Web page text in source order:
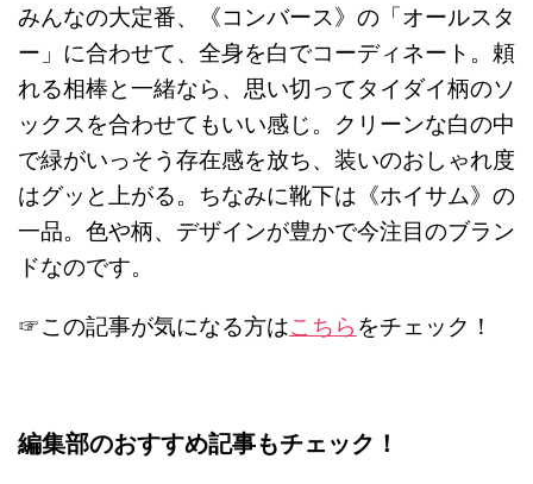
みんなの大定番、《コンバース》の「オールスタ
ー」に合わせて、全身を白でコーディネート。頼
れる相棒と一緒なら、思い切ってタイダイ柄のソ
ックスを合わせてもいい感じ。クリーンな白の中
で緑がいっそう存在感を放ち、装いのおしゃれ度
はグッと上がる。ちなみに靴下は《ホイサム》の
一品。色や柄、デザインが豊かで今注目のブラン
ドなのです。
☞この記事が気になる方はこちらをチェック！
編集部のおすすめ記事もチェック！